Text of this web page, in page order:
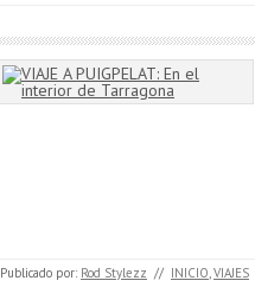
Publicado por: Rod Stylezz // INICIO,VIAJES